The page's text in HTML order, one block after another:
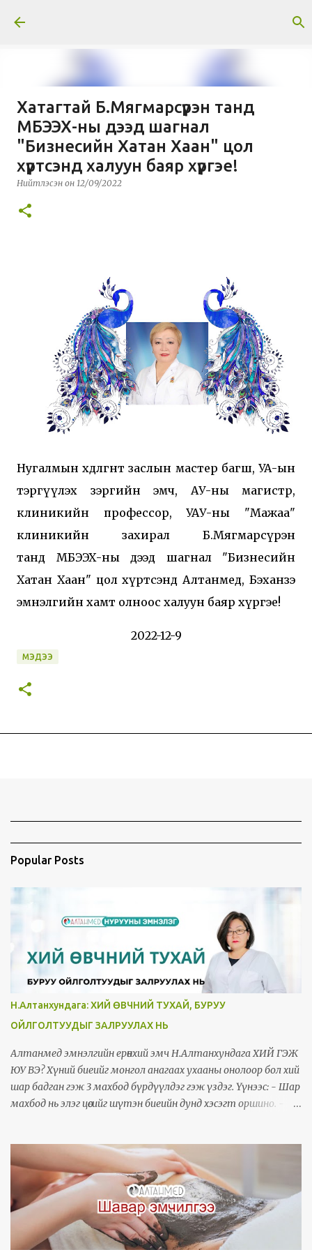
Тусгай нийтлэл: Гавриил
Абрамович Илизаров
МЭДЭЭ
Хатагтай Б.Мягмарсүрэн танд
МБЭЭХ-ны дээд шагнал
"Бизнесийн Хатан Хаан" цол
хүртсэнд халуун баяр хүргэе!
Нийтлэсэн он 12/09/2022
Нугалмын хөдөлгөөнт заслын мастер багш, УА-ын
тэргүүлэх зэргийн эмч, АУ-ны магистр,
клиникийн профессор, УАУ-ны "Мажаа"
клиникийн захирал Б.Мягмарсүрэн
танд МБЭЭХ-ны дээд шагнал "Бизнесийн
Хатан Хаан" цол хүртсэнд Алтанмед, Бэханзэ
эмнэлгийн хамт олноос халуун баяр хүргэе!
2022-12-9
МЭДЭЭ
Popular Posts
Н.Алтанхундага: ХИЙ ӨВЧНИЙ ТУХАЙ, БУРУУ
ОЙЛГОЛТУУДЫГ ЗАЛРУУЛАХ НЬ
Алтанмед эмнэлгийн ерөнхий эмч Н.Алтанхундага ХИЙ ГЭЖ
ЮУ ВЭ? Хүний биеийг монгол анагаах ухааны онолоор бол хий
шар бадган гэж 3 махбод бүрдүүлдэг гэж үздэг. Үүнээс: - Шар
махбод нь элэг цөсийг шүтэн биеийн дунд хэсэгт оршино. -
байгаа хий нь эрүүл үедээ доод биед голлон орших бөгөөд 5 цул
эрхтнээс зүрхэнд, 6 сав эрхтнээс гол судал, олгойд/бүдүүн
гэдэс/, 7 тамираас ясанд, 5 эрхтнээс чихэнд голлон оршино
гэдэг. 3 махбод улирлаас хамааран ээлжлэн бага зэрэг ихсэж
багасах боловч ерөнхийдөө тэнцвэртэй орших ёстой юм. ХИЙ
ӨВЧИН ГЭЖ ЮУ ВЭ? Ямар эрхтэнд голлон хий арвидсан,